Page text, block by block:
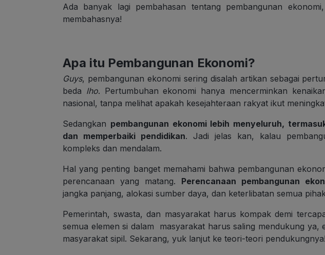
Ada banyak lagi pembahasan tentang pembangunan
membahasnya!
Apa itu Pembangunan Ekonomi?
Guys, pembangunan ekonomi sering disalah artikan sebagai
beda lho. Pertumbuhan ekonomi hanya mencerminkan
nasional, tanpa melihat apakah kesejahteraan rakyat ikut
Sedangkan pembangunan ekonomi lebih menyeluruh,
dan memperbaiki pendidikan. Jadi jelas kan, kalau
kompleks dan mendalam.
Hal yang penting banget memahami bahwa pembangunan
perencanaan yang matang. Perencanaan pembangunan
jangka panjang, alokasi sumber daya, dan keterlibatan semua
Pemerintah, swasta, dan masyarakat harus kompak demi
semua elemen si dalam masyarakat harus saling mendukung ya,
masyarakat sipil. Sekarang, yuk lanjut ke teori-teori pendukungnya!